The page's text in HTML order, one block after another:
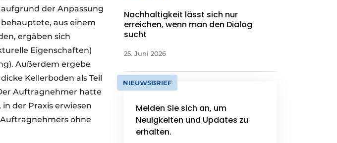
der Anpassung
aus einem
ergäben sich
Eigenschaften)
Außerdem ergebe
Kellerboden als Teil
Auftragnehmer hatte
der Praxis erwiesen
ohne
Nachhaltigkeit lässt sich nur
erreichen, wenn man den Dialog
sucht
25. Juni 2026
NIEUWSBRIEF
Melden Sie sich an, um
Neuigkeiten und Updates zu
erhalten.